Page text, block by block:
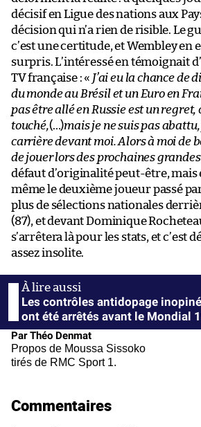
décisif en Ligue des nations aux
décision qui n’a rien de risible. Le
c’est une certitude, et Wembley en
surpris. L’intéressé en témoignait
TV française : « J’ai eu la chance de
du monde au Brésil et un Euro en
pas être allé en Russie est un regret,
touché,(…)mais je ne suis pas abattu,
carrière devant moi. Alors à moi de
de jouer lors des prochaines
défaut d’originalité peut-être, mais
même le deuxième joueur passé
plus de sélections nationales
(87), et devant Dominique
s’arrêtera là pour les stats, et c’est
assez insolite.
Les contrôles antidopage
ont été arrêtés avant le Mondial
Par Théo Denmat
Propos de Moussa Sissoko
tirés de RMC Sport 1.
Commentaires